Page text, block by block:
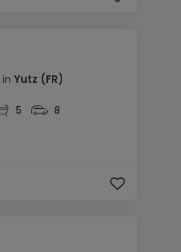
in Yutz (FR)
5 8